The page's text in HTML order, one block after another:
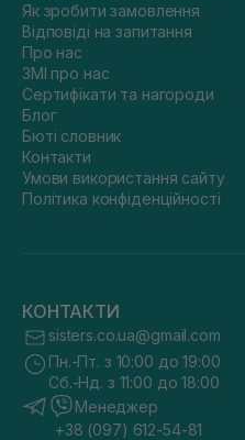
Як зробити замовлення
Відповіді на запитання
Про нас
ЗМІ про нас
Сертифікати та нагороди
Блог
Бюті словник
Контакти
Умови використання сайту
Політика конфіденційності
КОНТАКТИ
sisters.co.ua@gmail.com
Пн.-Пт. з 10:00 до 19:00
Сб.-Нд. з 11:00 до 18:00
Менеджер
+38 (097) 612-54-81